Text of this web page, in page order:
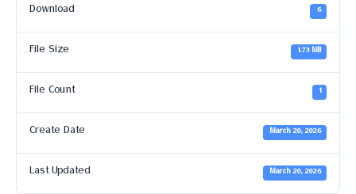
Download 6
File Size 1.73 MB
File Count 1
Create Date March 20, 2026
Last Updated March 20, 2026